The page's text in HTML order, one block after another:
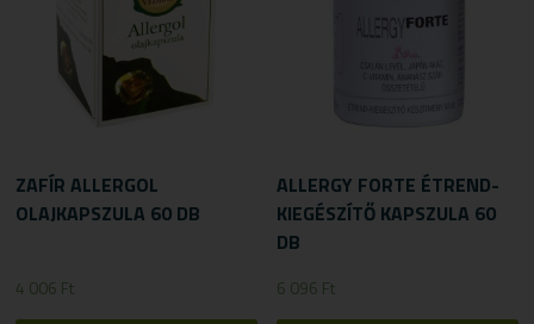
ZAFÍR ALLERGOL
OLAJKAPSZULA 60 DB
4 006 Ft
ALLERGY FORTE ÉTREND-
KIEGÉSZÍTŐ KAPSZULA 60
DB
6 096 Ft